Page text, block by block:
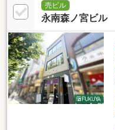
売ビル
永南森ノ宮ビル